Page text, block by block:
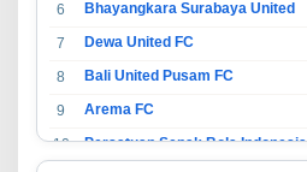
6
Bhayangkara Surabaya United
7
Dewa United FC
8
Bali United Pusam FC
9
Arema FC
10